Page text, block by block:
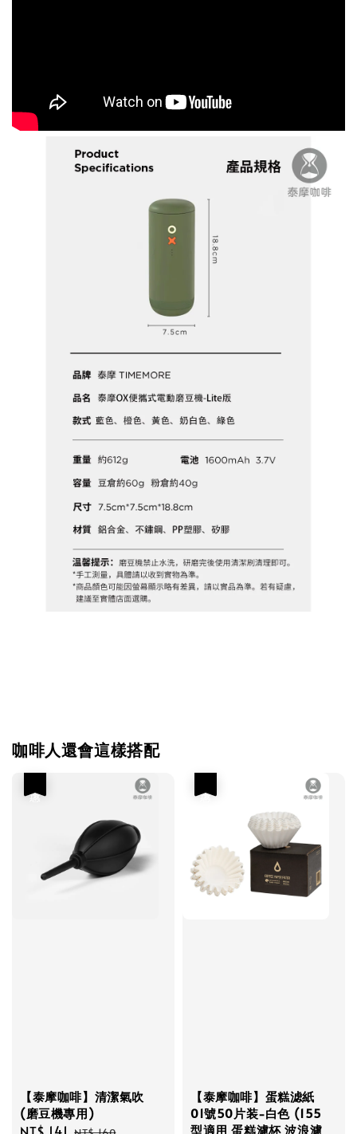
咖啡人還會這樣搭配
【泰摩咖啡】清潔氣吹
(磨豆機專用)
【泰摩咖啡】蛋糕滤紙
01號50片装-白色 (155
型適用 蛋糕濾杯 波浪濾